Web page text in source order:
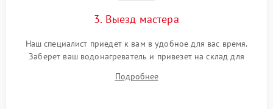
3. Выезд мастера
Наш специалист приедет к вам в удобное для вас время.
Заберет ваш водонагреватель и привезет на склад для
Подробнее